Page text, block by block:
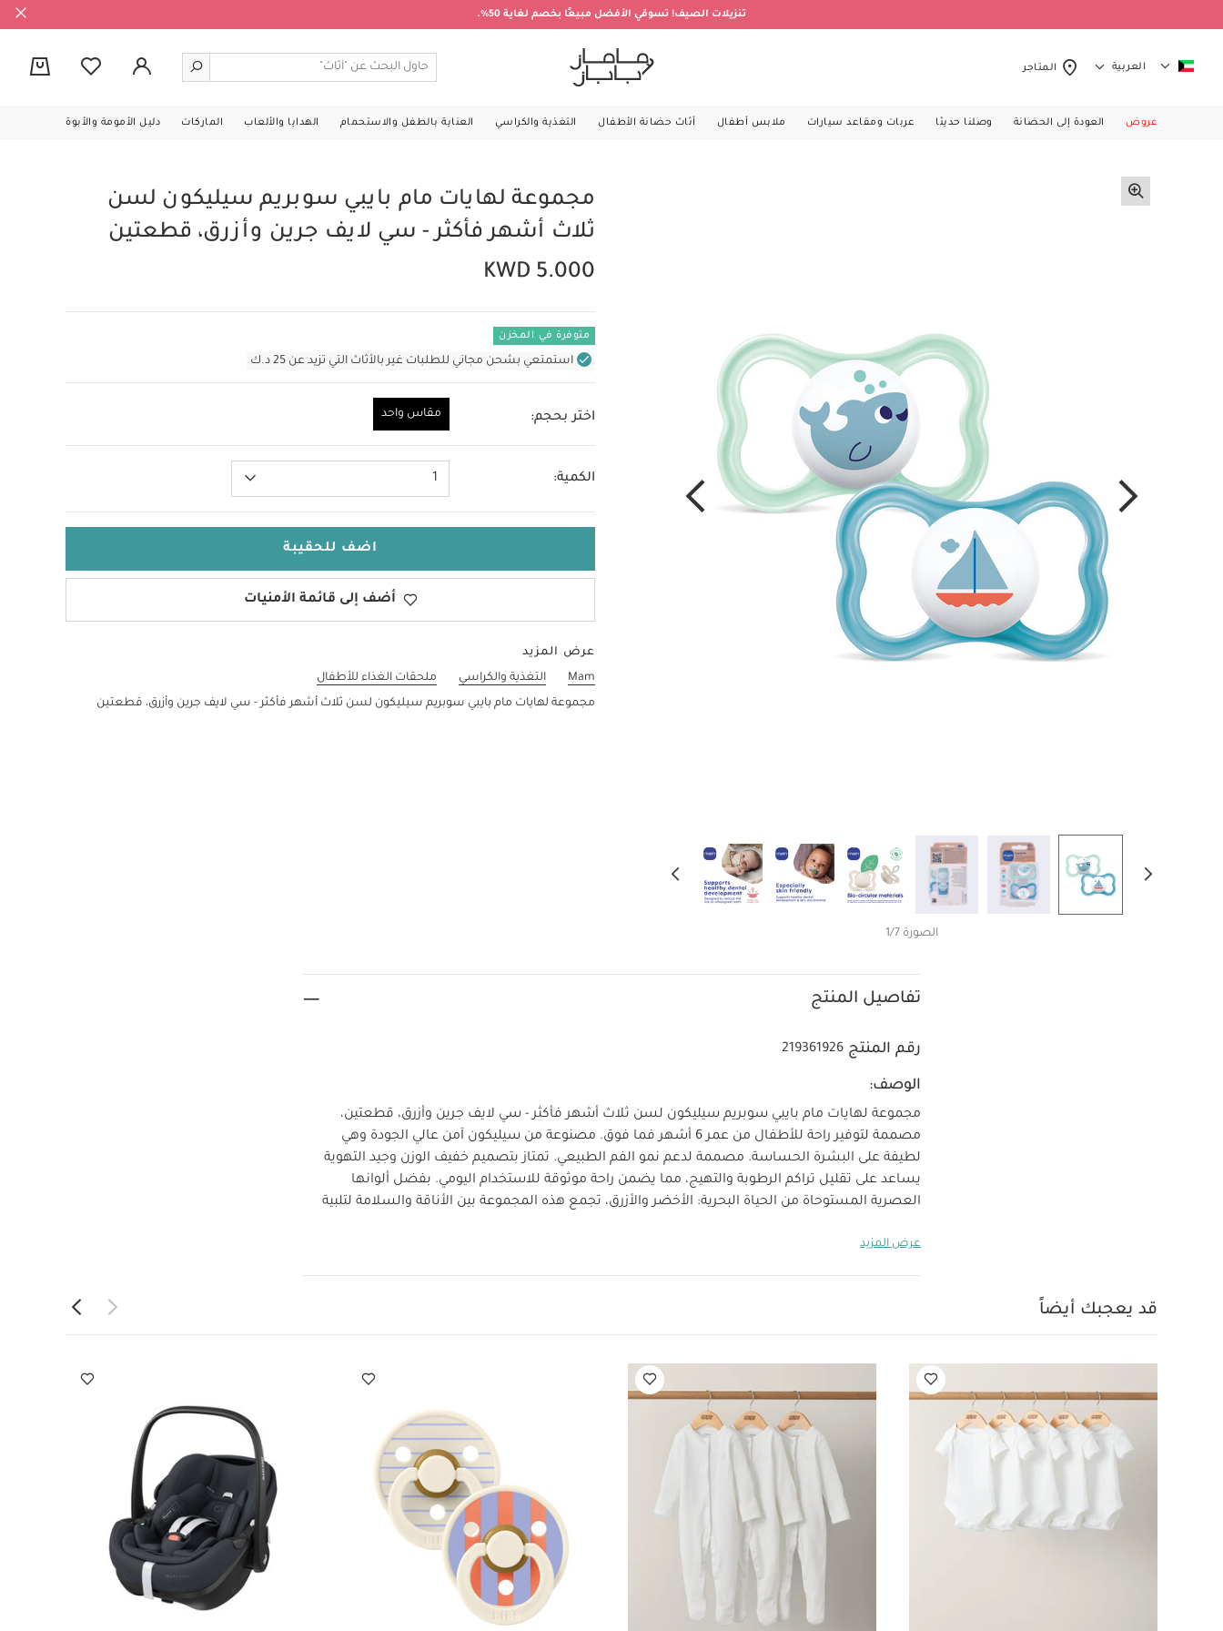
تنزيلات الصيف! تسوقي الأفضل مبيعًا بخصم لغاية 50%.
العربية المتاجر
عروض العودة إلى الحضانة وصلنا حديثا عربات ومقاعد سيارات ملابس أطفال أثاث حضانة الأطفال التغذية والكراسي العناية بالطفل والاستحمام الهدايا والألعاب الماركات دليل الأمومة والأبوة
الصورة 1/7
مجموعة لهايات مام بايبي سوبريم سيليكون لسن
ثلاث أشهر فأكثر - سي لايف جرين وأزرق، قطعتين
KWD 5.000
متوفرة في المخزن
استمتعي بشحن مجاني للطلبات غير بالأثاث التي تزيد عن 25 د.ك
اختر بحجم: مقاس واحد
الكمية: 1
اضف للحقيبة
أضف إلى قائمة الأمنيات
عرض المزيد
Mam
التغذية والكراسي
ملحقات الغذاء للأطفال
مجموعة لهايات مام بايبي سوبريم سيليكون لسن ثلاث أشهر فأكثر - سي لايف جرين وأزرق، قطعتين
تفاصيل المنتج
رقم المنتج 219361926
الوصف:
مجموعة لهايات مام بايبي سوبريم سيليكون لسن ثلاث أشهر فأكثر - سي لايف جرين وأزرق، قطعتين،
مصممة لتوفير راحة للأطفال من عمر 6 أشهر فما فوق. مصنوعة من سيليكون آمن عالي الجودة وهي
لطيفة على البشرة الحساسة. مصممة لدعم نمو الفم الطبيعي. تمتاز بتصميم خفيف الوزن وجيد التهوية
يساعد على تقليل تراكم الرطوبة والتهيج، مما يضمن راحة موثوقة للاستخدام اليومي. بفضل ألوانها
العصرية المستوحاة من الحياة البحرية: الأخضر والأزرق، تجمع هذه المجموعة بين الأناقة والسلامة لتلبية
من سيليكون آمن عالي الجودة لتوفير راحة آمنة.
وميزات سهلة الاستخدام لتوفير الراحة والكفاءة ومتانة تدوم طويلاً.
فتحات تهوية تُحسّن تدفق الهواء
ونتائج مضمونة.
منتج مثالي جاهز للشراء من أمازون، مصمم للاستخدام اليومي، الموثوقية وسهولة
الاستخدام من قِبل الآباء. الفئة العمرية المناسبة:
وزن المنتج/العبوة: 44.75 غ أبعاد العبوة: 4.7 × 9 × 14.5 سم قد يعجبك أيضاً:طقم ألبسة قطعة واحدة
بأكمام قصيرة قماش عضوي بلون أبيض - 5 قطع
طقم بيجاما قطعة واحدة عضوية بلون أبيض - 3 قطع
مجموعة لهايات
بيبس كولور بين لاتكس مقاس 2 للأطفال من 6 شهور فأكثر بلون عاجي متنوع - قطعتان
ماكسي كوزي - رمادي
مهد محمول جولز إير بلون سيج غرين
عرض المزيد
قد يعجبك أيضاً